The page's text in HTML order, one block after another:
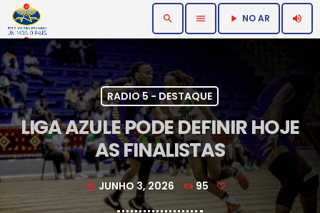
search menu play_arrow NO AR volume_up
RADIO 5 - DESTAQUE
LIGA AZULE PODE DEFINIR HOJE
AS FINALISTAS
today JUNHO 3, 2026 95